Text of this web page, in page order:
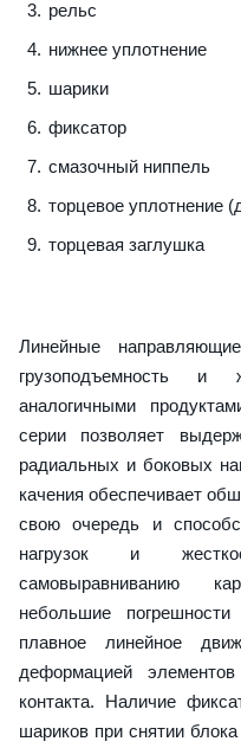
рельс
нижнее уплотнение
шарики
фиксатор
смазочный ниппель
торцевое уплотнение
торцевая заглушка
Линейные
грузоподъемность
аналогичными
серии позволяет
радиальных и боковых
качения обеспечивает
свою очередь и
нагрузок и
самовыравниванию
небольшие
плавное линейное
деформацией
контакта. Наличие
шариков при снятии